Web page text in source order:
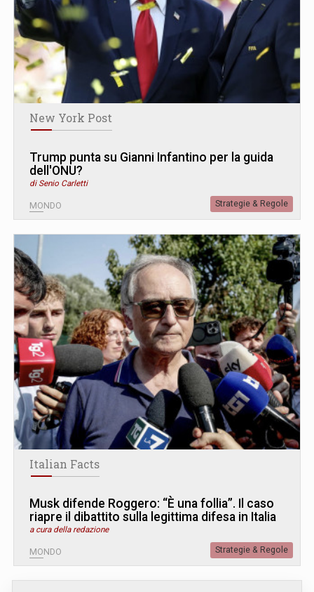
New York Post
Trump punta su Gianni Infantino per la guida
dell'ONU?
di Senio Carletti
MONDO Strategie & Regole
Italian Facts
Musk difende Roggero: “È una follia”. Il caso
riapre il dibattito sulla legittima difesa in Italia
a cura della redazione
MONDO Strategie & Regole